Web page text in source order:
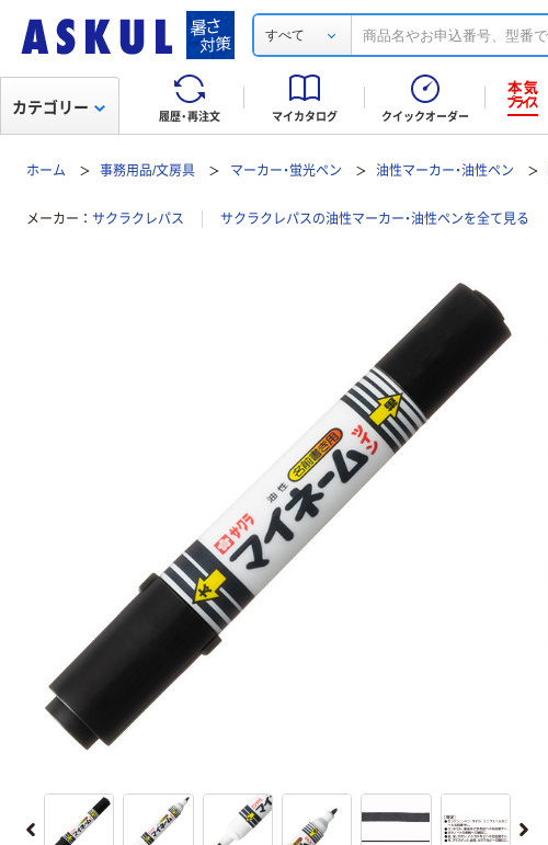
すべて
履歴・再注文 マイカタログ クイックオーダー
カテゴリー
ホーム 事務用品/文房具 マーカー・蛍光ペン 油性マーカー・油性ペン
メーカー サクラクレパス サクラクレパスの油性マーカー・油性ペンを全て見る